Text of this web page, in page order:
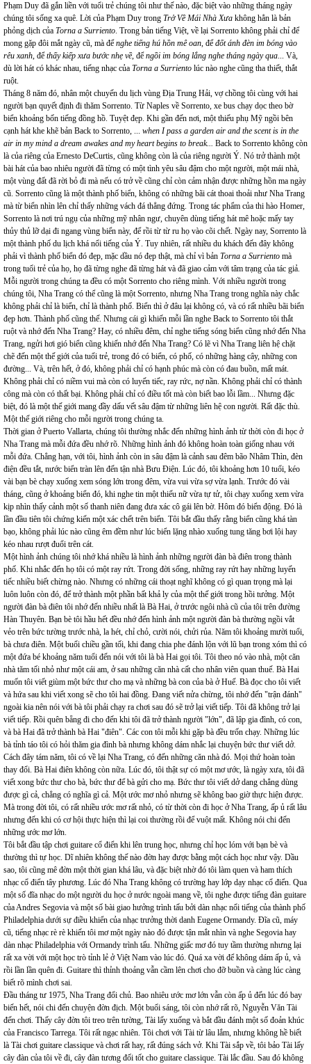
Phạm Duy đã gắn liền với tuổi trẻ chúng tôi như thế nào, đặc biệt vào những tháng ngày
chúng tôi sống xa quê. Lời của Phạm Duy trong Trở Về Mái Nhà Xưa không hẳn là bản
phỏng dịch của Torna a Surriento. Trong bản tiếng Việt, về lại Sorrento không phải chỉ để
mong gặp đôi mắt ngày cũ, mà để nghe tiếng hú hồn mê oan, để đốt ánh đèn im bóng vào
rêu xanh, để thấy kiếp xưa bước nhẹ về, để ngồi im bóng lắng nghe tháng ngày qua... Và,
dù lời hát có khác nhau, tiếng nhạc của Torna a Surriento lúc nào nghe cũng tha thiết, thắt
ruột.
Tháng 8 năm đó, nhân một chuyến du lịch vùng Địa Trung Hải, vợ chồng tôi cùng với hai
người bạn quyết định đi thăm Sorrento. Từ Naples về Sorrento, xe bus chạy dọc theo bờ
biển khoảng bốn tiếng đồng hồ. Tuyệt đẹp. Khi gần đến nơi, một thiếu phụ Mỹ ngồi bên
cạnh hát khe khẽ bản Back to Sorrento, ... when I pass a garden air and the scent is in the
air in my mind a dream awakes and my heart begins to break... Back to Sorrento không còn
là của riêng của Ernesto DeCurtis, cũng không còn là của riêng người Ý. Nó trở thành một
bài hát của bao nhiêu người đã từng có một tình yêu sâu đậm cho một người, một mái nhà,
một vùng đất đã rời bỏ đi mà nếu có trở về cũng chỉ còn cảm nhận được những hồn ma ngày
cũ. Sorrento cũng là một thành phố biển, không có những bãi cát thoai thoải như Nha Trang
mà từ biển nhìn lên chỉ thấy những vách đá thẳng đứng. Trong tác phẩm của thi hào Homer,
Sorrento là nơi trú ngụ của những mỹ nhân ngư, chuyên dùng tiếng hát mê hoặc mấy tay
thủy thủ lỡ dại đi ngang vùng biển này, để rồi từ từ ru họ vào cõi chết. Ngày nay, Sorrento là
một thành phố du lịch khá nổi tiếng của Ý. Tuy nhiên, rất nhiều du khách đến đây không
phải vì thành phố biển đó đẹp, mặc dầu nó đẹp thật, mà chỉ vì bản Torna a Surriento mà
trong tuổi trẻ của họ, họ đã từng nghe đã từng hát và đã giao cảm với tâm trạng của tác giả.
Mỗi người trong chúng ta đều có một Sorrento cho riêng mình. Với nhiều người trong
chúng tôi, Nha Trang có thể cũng là một Sorrento, nhưng Nha Trang trong nghĩa này chắc
không phải chỉ là biển, chỉ là thành phố. Biển thì ở đâu lại không có, và có rất nhiều bãi biển
đẹp hơn. Thành phố cũng thế. Nhưng cái gì khiến mỗi lần nghe Back to Sorrento tôi thắt
ruột và nhớ đến Nha Trang? Hay, có nhiều đêm, chỉ nghe tiếng sóng biển cũng nhớ đến Nha
Trang, ngửi hơi gió biển cũng khiến nhớ đến Nha Trang? Có lẽ vì Nha Trang liên hệ chặt
chẽ đến một thế giới của tuổi trẻ, trong đó có biển, có phố, có những hàng cây, những con
đường... Và, trên hết, ở đó, không phải chỉ có hạnh phúc mà còn có đau buồn, mất mát.
Không phải chỉ có niềm vui mà còn có luyến tiếc, ray rức, nợ nần. Không phải chỉ có thành
công mà còn có thất bại. Không phải chỉ có điều tốt mà còn biết bao lỗi lầm... Nhưng đặc
biệt, đó là một thế giới mang đầy dấu vết sâu đậm từ những liên hệ con người. Rất đặc thù.
Một thế giới riêng cho mỗi người trong chúng ta.
Thời gian ở Puerto Vallarta, chúng tôi thường nhắc đến những hình ảnh từ thời còn đi học ở
Nha Trang mà mỗi đứa đều nhớ rõ. Những hình ảnh đó không hoàn toàn giống nhau với
mỗi đứa. Chẳng hạn, với tôi, hình ảnh còn in sâu đậm là cảnh sau đêm bão Nhâm Thìn, đèn
điện đều tắt, nước biển tràn lên đến tận nhà Bưu Điện. Lúc đó, tôi khoảng hơn 10 tuổi, kéo
vài bạn bè chạy xuống xem sóng lớn trong đêm, vừa vui vừa sợ vừa lạnh. Trước đó vài
tháng, cũng ở khoảng biển đó, khi nghe tin một thiếu nữ vừa tự tử, tôi chạy xuống xem vừa
kịp nhìn thấy cảnh một số thanh niên đang đưa xác cô gái lên bờ. Hôm đó biển động. Đó là
lần đầu tiên tôi chứng kiến một xác chết trên biển. Tôi bắt đầu thấy rằng biển cũng khá tàn
bạo, không phải lúc nào cũng êm đềm như lúc biển lặng nhào xuống tung tăng bơi lội hay
kéo nhau rượt đuổi trên cát.
Một hình ảnh chúng tôi nhớ khá nhiều là hình ảnh những người đàn bà điên trong thành
phố. Khi nhắc đến họ tôi có một ray rứt. Trong đời sống, những ray rứt hay những luyến
tiếc nhiều biết chừng nào. Nhưng có những cái thoạt nghĩ không có gì quan trọng mà lại
luôn luôn còn đó, để trở thành một phần bất khả ly của một thế giới trong hồi tưởng. Một
người đàn bà điên tôi nhớ đến nhiều nhất là Bà Hai, ở trước ngôi nhà cũ của tôi trên đường
Hàn Thuyên. Bạn bè tôi hầu hết đều nhớ đến hình ảnh một người đàn bà thường ngồi vắt
vẻo trên bức tường trước nhà, la hét, chỉ chỏ, cười nói, chửi rủa. Năm tôi khoảng mười tuổi,
bà chưa điên. Một buổi chiều gần tối, khi đang chia phe đánh lộn với lũ bạn trong xóm thì có
một đứa bé khoảng năm tuổi đến nói với tôi là bà Hai gọi tôi. Tôi theo nó vào nhà, một căn
nhà tăm tối nhỏ như một cái am, ở sau những căn nhà cất cho nhân viên quan thuế. Bà Hai
muốn tôi viết giùm một bức thư cho mạ và những bà con của bà ở Huế. Bà đọc cho tôi viết
và hứa sau khi viết xong sẽ cho tôi hai đồng. Đang viết nửa chừng, tôi nhớ đến "trận đánh"
ngoài kia nên nói với bà tôi phải chạy ra chơi sau đó sẽ trở lại viết tiếp. Tôi đã không trở lại
viết tiếp. Rồi quên bẵng đi cho đến khi tôi đã trở thành người "lớn", đã lập gia đình, có con,
và bà Hai đã trở thành bà Hai "điên". Các con tôi mỗi khi gặp bà đều trốn chạy. Những lúc
bà tỉnh táo tôi có hỏi thăm gia đình bà nhưng không dám nhắc lại chuyện bức thư viết dở.
Cách đây tám năm, tôi có về lại Nha Trang, có đến những căn nhà đó. Mọi thứ hoàn toàn
thay đổi. Bà Hai điên không còn nữa. Lúc đó, tôi thật sự có một mơ ước, là ngày xưa, tôi đã
viết xong bức thư cho bà, bức thư để bà gửi cho mạ. Bức thư tôi viết dở dang chẳng dùng
được gì cả, chẳng có nghĩa gì cả. Một ước mơ nhỏ nhưng sẽ không bao giờ thực hiện được.
Mà trong đời tôi, có rất nhiều ước mơ rất nhỏ, có từ thời còn đi học ở Nha Trang, ấp ủ rất lâu
nhưng đến khi có cơ hội thực hiện thì lại coi thường rồi để vuột mất. Không nói chi đến
những ước mơ lớn.
Tôi bắt đầu tập chơi guitare cổ điển khi lên trung học, nhưng chỉ học lóm với bạn bè và
thường thì tự học. Dĩ nhiên không thế nào đờn hay được bằng một cách học như vậy. Dầu
sao, tôi cũng mê đờn một thời gian khá lâu, và đặc biệt nhờ đó tôi làm quen và ham thích
nhạc cổ điển tây phương. Lúc đó Nha Trang không có trường hay lớp dạy nhạc cổ điển. Qua
một số đĩa nhạc do một người du học ở nước ngoài mang về, tôi nghe được tiếng đàn guitare
của Andres Segovia và một số bài giao hưởng trình tấu bởi dàn nhạc nổi tiếng của thành phố
Philadelphia dưới sự điều khiển của nhạc trưởng thời danh Eugene Ormandy. Đĩa cũ, máy
cũ, tiếng nhạc rè rè khiến tôi mơ một ngày nào đó được tận mắt nhìn và nghe Segovia hay
dàn nhạc Philadelphia với Ormandy trình tấu. Những giấc mơ đó tuy tầm thường nhưng lại
rất xa vời với một học trò tỉnh lẻ ở Việt Nam vào lúc đó. Quá xa vời để không dám ấp ủ, và
rồi lần lần quên đi. Guitare thì thỉnh thoảng vẫn cầm lên chơi cho đỡ buồn và càng lúc càng
biết rõ mình chơi sai.
Đầu tháng tư 1975, Nha Trang đổi chủ. Bao nhiêu ước mơ lớn vẫn còn ấp ủ đến lúc đó bay
biến hết, nói chi đến chuyện đờn địch. Một buổi sáng, tôi còn nhớ rất rõ, Nguyễn Văn Tài
đến chơi. Thấy cây đờn tôi treo trên tường, Tài lấy xuống và bắt đầu đánh một số đoản khúc
của Francisco Tarrega. Tôi rất ngạc nhiên. Tôi chơi với Tài từ lâu lắm, nhưng không hề biết
là Tài chơi guitare classique và chơi rất hay, rất đúng sách vở. Khi Tài sắp về, tôi bảo Tài lấy
cây đàn của tôi về đi, cây đàn tương đối tốt cho guitare classique. Tài lắc đầu. Sau đó không